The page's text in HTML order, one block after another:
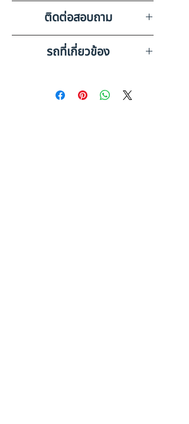
84-2497 พระนครศรีอยุธยา
ติดต่อสอบถาม
เบอร์ติดต่อฝ่ายขาย 098-253-
5968 หรือ 061-386-4375
รถที่เกี่ยวข้อง
เนียม (2023) HO33-6620084